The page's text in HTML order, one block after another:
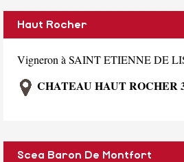
Haut Rocher
Vigneron à SAINT ETIENNE DE
CHATEAU HAUT ROCHER
Scea Baron De Montfort